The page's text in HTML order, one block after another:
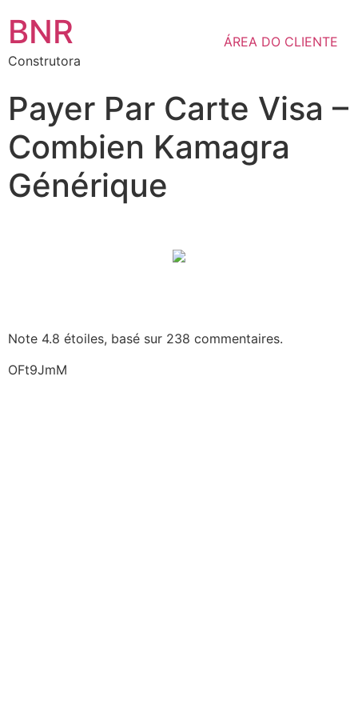
BNR
Construtora
ÁREA DO CLIENTE
Payer Par Carte Visa –
Combien Kamagra
Générique
Note 4.8 étoiles, basé sur 238 commentaires.
OFt9JmM